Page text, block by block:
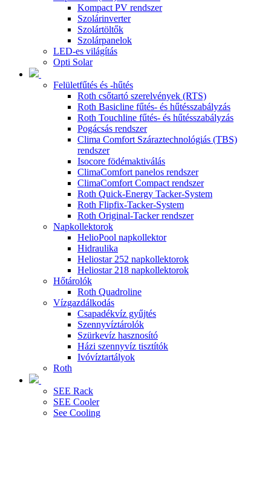
Kompact PV rendszer
Szolárinverter
Szolártöltők
Szolárpanelok
LED-es világítás
Opti Solar
Felületfűtés és -hűtés
Roth csőtartó szerelvények (RTS)
Roth Basicline fűtés- és hűtésszabályzás
Roth Touchline fűtés- és hűtésszabályzás
Pogácsás rendszer
Clima Comfort Száraztechnológiás (TBS)
rendszer
Isocore födémaktiválás
ClimaComfort panelos rendszer
ClimaComfort Compact rendszer
Roth Quick-Energy Tacker-System
Roth Flipfix-Tacker-System
Roth Original-Tacker rendszer
Napkollektorok
HelioPool napkollektor
Hidraulika
Heliostar 252 napkollektorok
Heliostar 218 napkollektorok
Hőtárolók
Roth Quadroline
Vízgazdálkodás
Csapadékvíz gyűjtés
Szennyvíztárolók
Szürkevíz hasznosító
Házi szennyvíz tisztítók
Ivóvíztartályok
Roth
SEE Rack
SEE Cooler
See Cooling